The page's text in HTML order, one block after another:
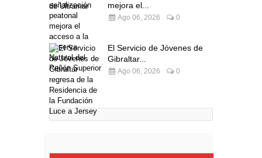
mejora el...
Ago 06, 2026 0
El Servicio de Jóvenes de
Gibraltar...
Ago 06, 2026 0